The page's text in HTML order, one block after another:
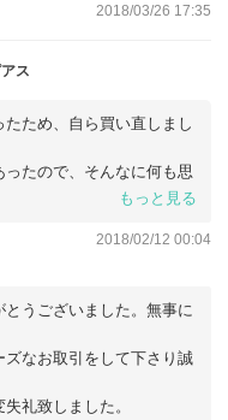
2018/03/26 17:35
ス
ため、自ら買い直しまし
たので、そんなに何も思
方もいると思いますので、
もっと見る
2018/02/12 00:04
うございました。無事に
なお取引をして下さり誠
礼致しました。